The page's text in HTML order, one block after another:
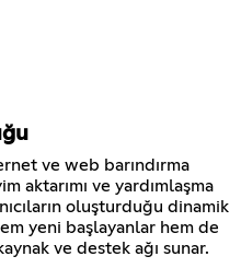
ve web barındırma
aktarımı ve yardımlaşma
oluşturduğu dinamik
yeni başlayanlar hem de
ve destek ağı sunar.